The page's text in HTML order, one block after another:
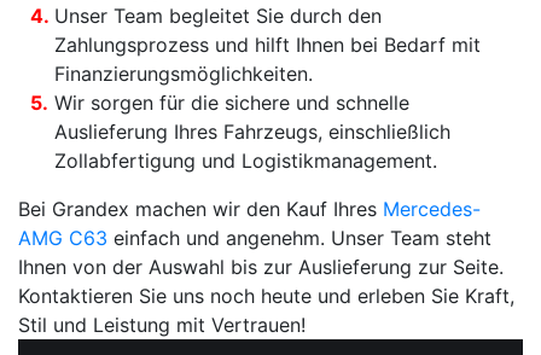
Unser Team begleitet Sie durch den
Zahlungsprozess und hilft Ihnen bei Bedarf mit
Finanzierungsmöglichkeiten.
Wir sorgen für die sichere und schnelle
Auslieferung Ihres Fahrzeugs, einschließlich
Zollabfertigung und Logistikmanagement.
Bei Grandex machen wir den Kauf Ihres Mercedes-
AMG C63 einfach und angenehm. Unser Team steht
Ihnen von der Auswahl bis zur Auslieferung zur Seite.
Kontaktieren Sie uns noch heute und erleben Sie Kraft,
Stil und Leistung mit Vertrauen!